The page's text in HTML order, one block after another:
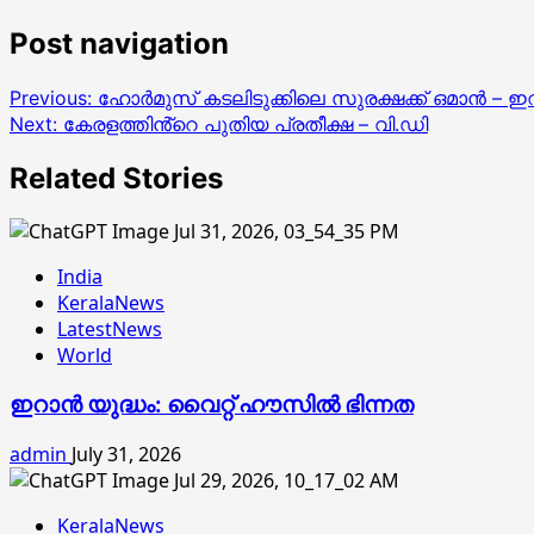
Post navigation
Previous: ഹോർമുസ് കടലിടുക്കിലെ സുരക്ഷക്ക് ഒമാൻ –
Next: കേരളത്തിൻ്റെ പുതിയ പ്രതീക്ഷ – വി.ഡി
Related Stories
India
KeralaNews
LatestNews
World
ഇറാൻ യുദ്ധം: വൈറ്റ് ഹൗസിൽ ഭിന്നത
admin July 31, 2026
KeralaNews